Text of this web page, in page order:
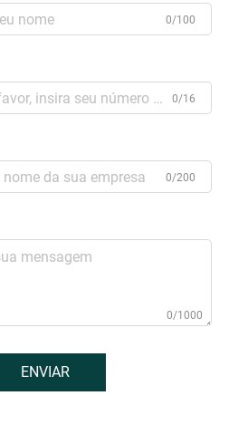
0/100
0/16
0/200
0/1000
ENVIAR